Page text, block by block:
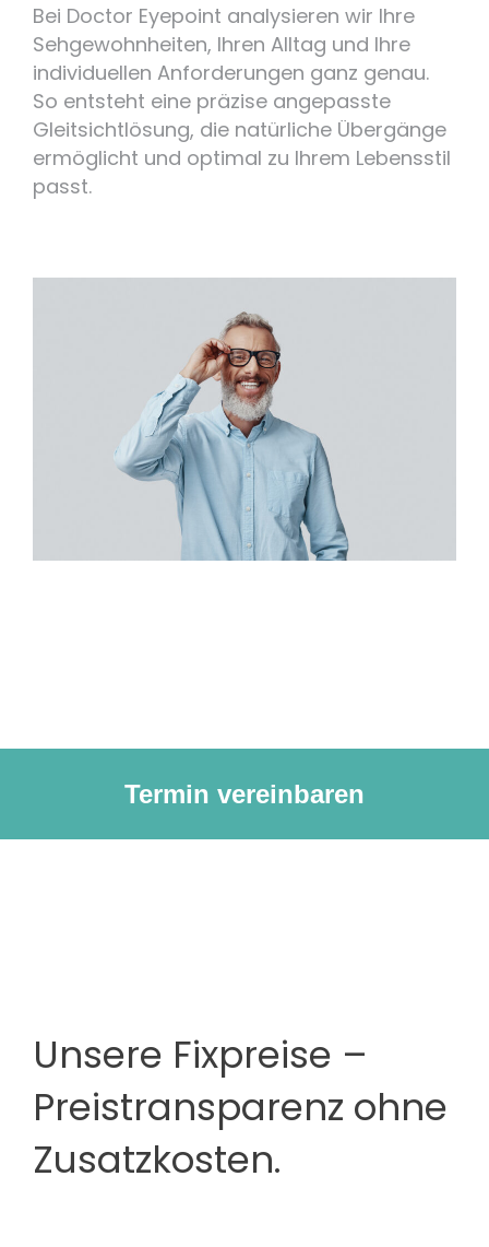
Bei Doctor Eyepoint analysieren wir Ihre
Sehgewohnheiten, Ihren Alltag und Ihre
individuellen Anforderungen ganz genau.
So entsteht eine präzise angepasste
Gleitsichtlösung, die natürliche Übergänge
ermöglicht und optimal zu Ihrem Lebensstil
passt.
Termin vereinbaren
Unsere Fixpreise –
Preistransparenz ohne
Zusatzkosten.